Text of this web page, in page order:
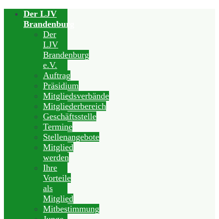
Der LJV
Brandenburg
Der
LJV
Brandenburg
e.V.
Auftrag
Präsidium
Mitgliedsverbände
Mitgliederbereich
Geschäftsstelle
Termine
Stellenangebote
Mitglied
werden
Ihre
Vorteile
als
Mitglied
Mitbestimmung